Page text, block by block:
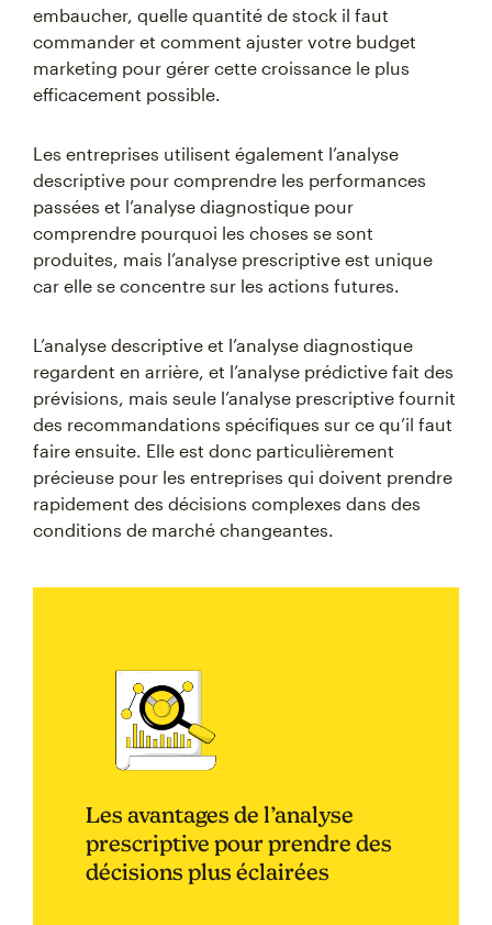
embaucher, quelle quantité de stock il faut
commander et comment ajuster votre budget
marketing pour gérer cette croissance le plus
efficacement possible.
Les entreprises utilisent également l’analyse
descriptive pour comprendre les performances
passées et l’analyse diagnostique pour
comprendre pourquoi les choses se sont
produites, mais l’analyse prescriptive est unique
car elle se concentre sur les actions futures.
L’analyse descriptive et l’analyse diagnostique
regardent en arrière, et l’analyse prédictive fait des
prévisions, mais seule l’analyse prescriptive fournit
des recommandations spécifiques sur ce qu’il faut
faire ensuite. Elle est donc particulièrement
précieuse pour les entreprises qui doivent prendre
rapidement des décisions complexes dans des
conditions de marché changeantes.
Les avantages de l’analyse
prescriptive pour prendre des
décisions plus éclairées